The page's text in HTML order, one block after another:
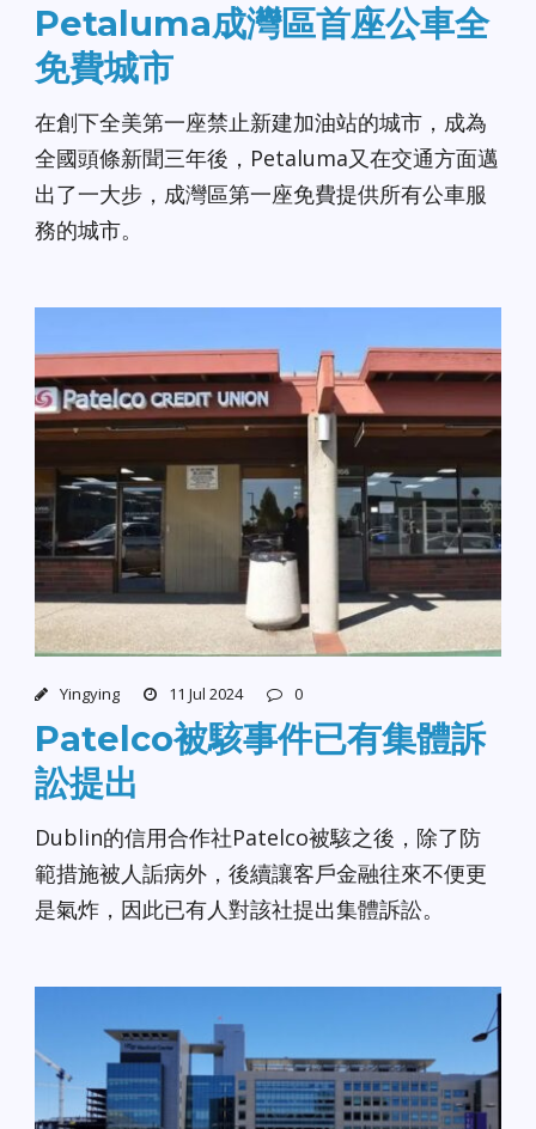
Petaluma成灣區首座公車全
免費城市
在創下全美第一座禁止新建加油站的城市，成為
全國頭條新聞三年後，Petaluma又在交通方面邁
出了一大步，成灣區第一座免費提供所有公車服
務的城市。
Yingying 11 Jul 2024 0
Patelco被駭事件已有集體訴
訟提出
Dublin的信用合作社Patelco被駭之後，除了防
範措施被人詬病外，後續讓客戶金融往來不便更
是氣炸，因此已有人對該社提出集體訴訟。